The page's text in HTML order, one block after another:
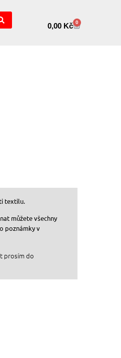
0,00 Kč 0
textilu.
můžete všechny
poznámky v
prosím do